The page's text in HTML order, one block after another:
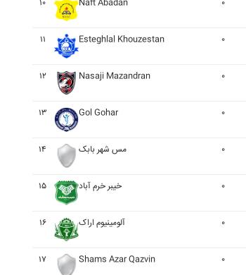
۱۰ Naft Abadan ۰
۱۱ Esteghlal Khouzestan ۰
۱۲ Nasaji Mazandran ۰
۱۳ Gol Gohar ۰
۱۴ مس شهر بابک ۰
۱۵ خيبر خرم آباد ۰
۱۶ آلومينيوم اراک ۰
۱۷ Shams Azar Qazvin ۰